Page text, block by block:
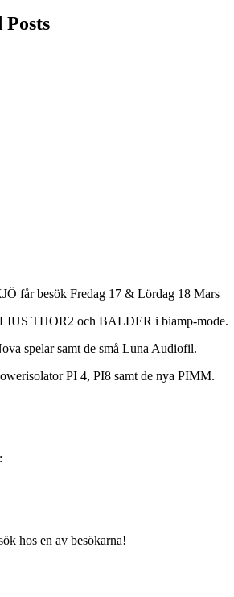
Posts
får besök Fredag 17 & Lördag 18 Mars
THOR2 och BALDER i biamp-mode.
spelar samt de små Luna Audiofil.
PI 4, PI8 samt de nya PIMM.
hos en av besökarna!